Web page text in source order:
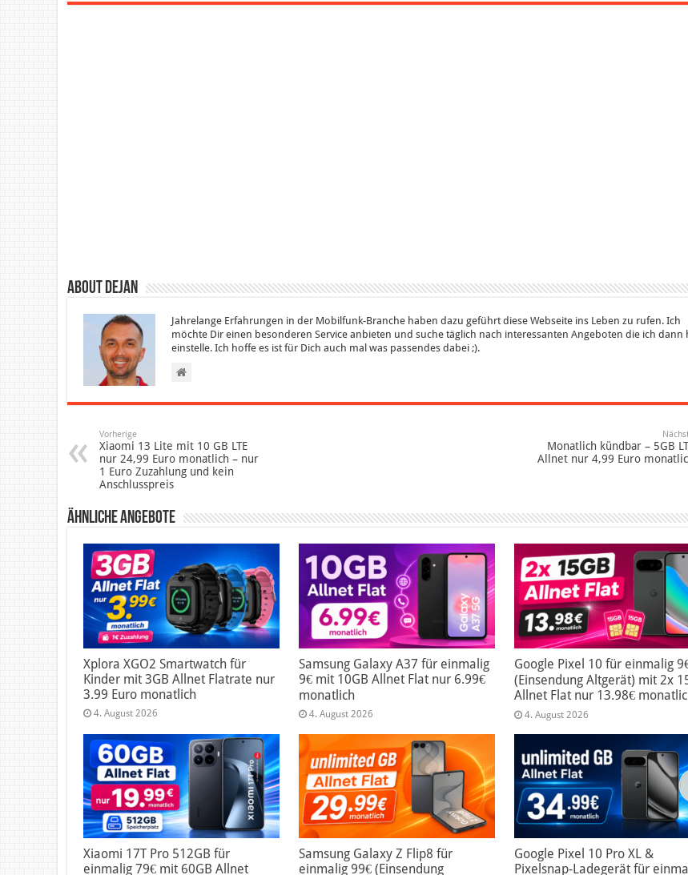
About Dejan
Jahrelange Erfahrungen in der Mobilfunk-Branche haben dazu geführt diese Webseite ins Leben zu rufen. Ich
möchte Dir einen besonderen Service anbieten und suche täglich nach interessanten Angeboten die ich dann
einstelle. Ich hoffe es ist für Dich auch mal was passendes dabei ;).
Vorherige
Xiaomi 13 Lite mit 10 GB LTE
nur 24,99 Euro monatlich – nur
1 Euro Zuzahlung und kein
Anschlusspreis
Monatlich kündbar – 5GB
Allnet nur 4,99 Euro
Ähnliche Angebote
Xplora XGO2 Smartwatch für
Kinder mit 3GB Allnet Flatrate nur
3.99 Euro monatlich
4. August 2026
Samsung Galaxy A37 für einmalig
9€ mit 10GB Allnet Flat nur 6.99€
monatlich
4. August 2026
Google Pixel 10 für einmalig
(Einsendung Altgerät) mit 2x
Allnet Flat nur 13.98€
4. August 2026
Xiaomi 17T Pro 512GB für
einmalig 79€ mit 60GB Allnet
Samsung Galaxy Z Flip8 für
einmalig 99€ (Einsendung
Google Pixel 10 Pro XL &
Pixelsnap-Ladegerät für